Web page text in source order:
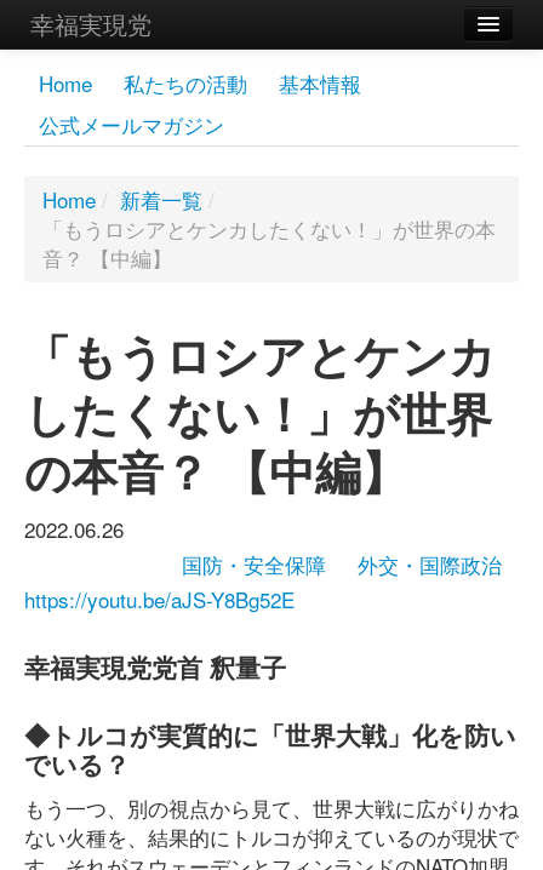
幸福実現党
メンバーズページ
党員
お問い合わせ
Home 私たちの活動
基本情報
公式メールマガジン
Home / 新着一覧 /
「もうロシアとケンカしたくない！」が世界の本
音？ 【中編】
「もうロシアとケンカ
したくない！」が世界
の本音？ 【中編】
2022.06.26
国防・安全保障
外交・国際政治
https://youtu.be/aJS-Y8Bg52E
幸福実現党党首 釈量子
◆トルコが実質的に「世界大戦」化を防い
でいる？
もう一つ、別の視点から見て、世界大戦に広がりかね
ない火種を、結果的にトルコが抑えているのが現状で